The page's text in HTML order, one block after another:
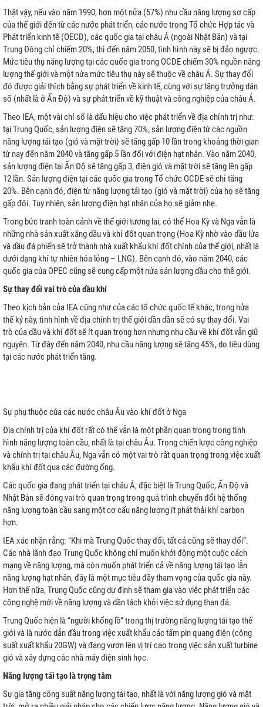
TRỮ
MẶT TRỜI
Thật vậy, nếu vào năm 1990, hơn một nửa (57%) nhu cầu năng lượng sơ cấp
của thế giới đến từ các nước phát triển, các nước trong Tổ chức Hợp tác và
Phát triển kinh tế (OECD), các quốc gia tại châu Á (ngoài Nhật Bản) và tại
Trung Đông chỉ chiếm 20%, thì đến năm 2050, tình hình này sẽ bị đảo ngược.
Mức tiêu thụ năng lượng tại các quốc gia trong OCDE chiếm 30% nguồn năng
lượng thế giới và một nửa mức tiêu thụ này sẽ thuộc về châu Á. Sự thay đổi
đó được giải thích bằng sự phát triển về kinh tế, cùng với sự tăng trưởng dân
số (nhất là ở Ấn Độ) và sự phát triển về kỹ thuật và công nghiệp của châu Á.
Theo IEA, một vài chỉ số là dấu hiệu cho việc phát triển về địa chính trị như:
tại Trung Quốc, sản lượng điện sẽ tăng 70%, sản lượng điện từ các nguồn
năng lượng tái tạo (gió và mặt trời) sẽ tăng gấp 10 lần trong khoảng thời gian
từ nay đến năm 2040 và tăng gấp 5 lần đối với điện hạt nhân. Vào năm 2040,
sản lượng điện tại Ấn Độ sẽ tăng gấp 3, điện gió và mặt trời sẽ tăng lên gấp
12 lần. Sản lượng điện tại các quốc gia trong Tổ chức OCDE sẽ chỉ tăng
20%. Bên cạnh đó, điện từ năng lượng tái tạo (gió và mặt trời) của họ sẽ tăng
gấp đôi. Tuy nhiên, sản lượng điện hạt nhân của họ sẽ giảm nhẹ.
Trong bức tranh toàn cảnh về thế giới tương lai, có thể Hoa Kỳ và Nga vẫn là
những nhà sản xuất xăng dầu và khí đốt quan trọng (Hoa Kỳ nhờ vào dầu lửa
và dầu đá phiến sẽ trở thành nhà xuất khẩu khí đốt chính của thế giới, nhất là
dưới dạng khí tự nhiên hóa lỏng – LNG). Bên cạnh đó, vào năm 2040, các
quốc gia của OPEC cũng sẽ cung cấp một nửa sản lượng dầu cho thế giới.
Sự thay đổi vai trò của dầu khí
Theo kịch bản của IEA cũng như của các tổ chức quốc tế khác, trong nửa
thế kỷ này, tình hình về địa chính trị thế giới dần dần sẽ có sự thay đổi. Vai
trò của dầu và khí đốt sẽ ít quan trọng hơn nhưng nhu cầu về khí đốt vẫn giữ
nguyên. Từ đây đến năm 2040, nhu cầu năng lượng sẽ tăng 45%, do tiêu dùng
tại các nước phát triển tăng.
Sự phụ thuộc của các nước châu Âu vào khí đốt ở Nga
Địa chính trị của khí đốt rất có thể vẫn là một phần quan trọng trong tình
hình năng lượng toàn cầu, nhất là tại châu Âu. Trong chiến lược công nghiệp
và chính trị tại châu Âu, Nga vẫn có một vai trò rất quan trọng trong việc xuất
khẩu khí đốt qua các đường ống.
Các quốc gia đang phát triển tại châu Á, đặc biệt là Trung Quốc, Ấn Độ và
Nhật Bản sẽ đóng vai trò quan trọng trong quá trình chuyển đổi hệ thống
năng lượng toàn cầu sang một cơ cấu năng lượng ít phát thải khí carbon
hơn.
IEA xác nhận rằng: “Khi mà Trung Quốc thay đổi, tất cả cũng sẽ thay đổi”.
Các nhà lãnh đạo Trung Quốc không chỉ muốn khởi động một cuộc cách
mạng về năng lượng, mà còn muốn phát triển cả về năng lượng tái tạo lẫn
năng lượng hạt nhân, đây là một mục tiêu đầy tham vọng của quốc gia này.
Hơn thế nữa, Trung Quốc cũng dự định sẽ tham gia vào việc phát triển các
công nghệ mới về năng lượng và dần tách khỏi việc sử dụng than đá.
Trung Quốc hiện là “người khổng lồ” trong thị trường năng lượng tái tạo thế
giới và là nước dẫn đầu trong việc xuất khẩu các tấm pin quang điện (công
suất xuất khẩu 20GW) và đang vươn lên vị trí cao trong việc sản xuất turbine
gió và xây dựng các nhà máy điện sinh học.
Năng lượng tái tạo là trọng tâm
Sự gia tăng công suất năng lượng tái tạo, nhất là với năng lượng gió và mặt